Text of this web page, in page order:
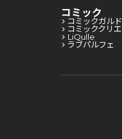
コミック
コミックガルド
コミッククリエ
LiQulle
ラブパルフェ